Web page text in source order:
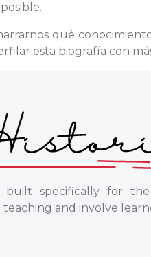
qué
esta biografía con
built specifically for
and involve